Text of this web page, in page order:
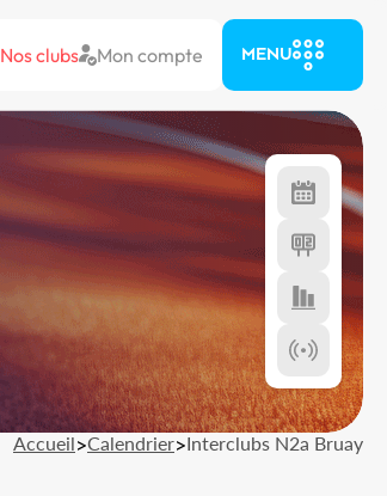
Nos clubs Mon compte MENU
Accueil>Calendrier>Interclubs N2a Bruay